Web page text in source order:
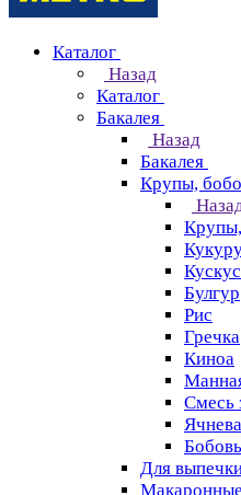
Каталог
Назад
Каталог
Бакалея
Назад
Бакалея
Крупы,
Кускус
Булгур
Рис
Гречка
Киноа
Смесь
Для